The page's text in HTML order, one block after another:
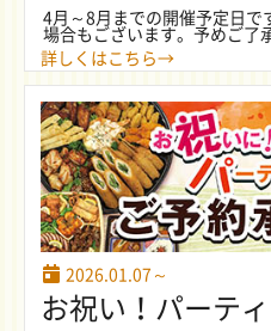
4月～8月までの開催予定日
場合もございます。予めご了
詳しくはこちら→
2026.01.07～
お祝い！パーテ